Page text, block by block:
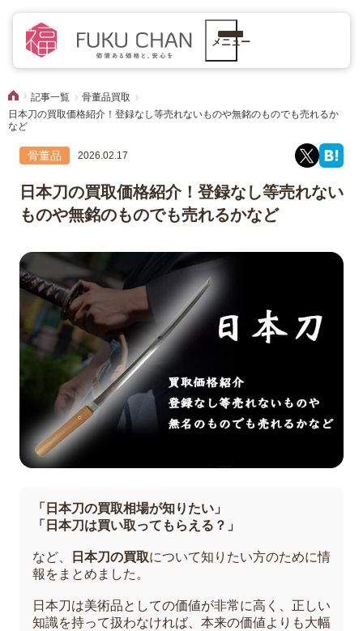
メニュー
記事一覧
骨董品買取
日本刀の買取価格紹介！登録なし等売れないものや無銘のものでも売れるか
など
骨董品 2026.02.17
日本刀の買取価格紹介！登録なし等売れない
ものや無銘のものでも売れるかなど
「日本刀の買取相場が知りたい」
「日本刀は買い取ってもらえる？」
など、 日本刀の買取について知りたい方のために情
報をまとめました。
日本刀は美術品としての価値が非常に高く、正しい
知識を持って扱わなければ、本来の価値よりも大幅